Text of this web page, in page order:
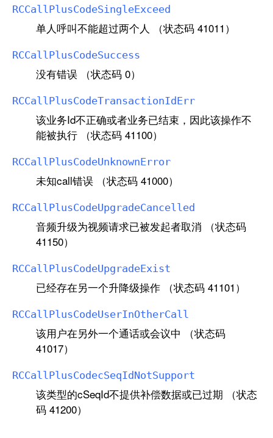
RCCallPlusCodeSingleExceed
单人呼叫不能超过两个人 （状态码 41011）
RCCallPlusCodeSuccess
没有错误 （状态码 0）
RCCallPlusCodeTransactionIdErr
该业务Id不正确或者业务已结束，因此该操作不
能被执行 （状态码 41100）
RCCallPlusCodeUnknownError
未知call错误 （状态码 41000）
RCCallPlusCodeUpgradeCancelled
音频升级为视频请求已被发起者取消 （状态码
41150）
RCCallPlusCodeUpgradeExist
已经存在另一个升降级操作 （状态码 41101）
RCCallPlusCodeUserInOtherCall
该用户在另外一个通话或会议中 （状态码
41017）
RCCallPlusCodecSeqIdNotSupport
该类型的cSeqId不提供补偿数据或已过期 （状态
码 41200）